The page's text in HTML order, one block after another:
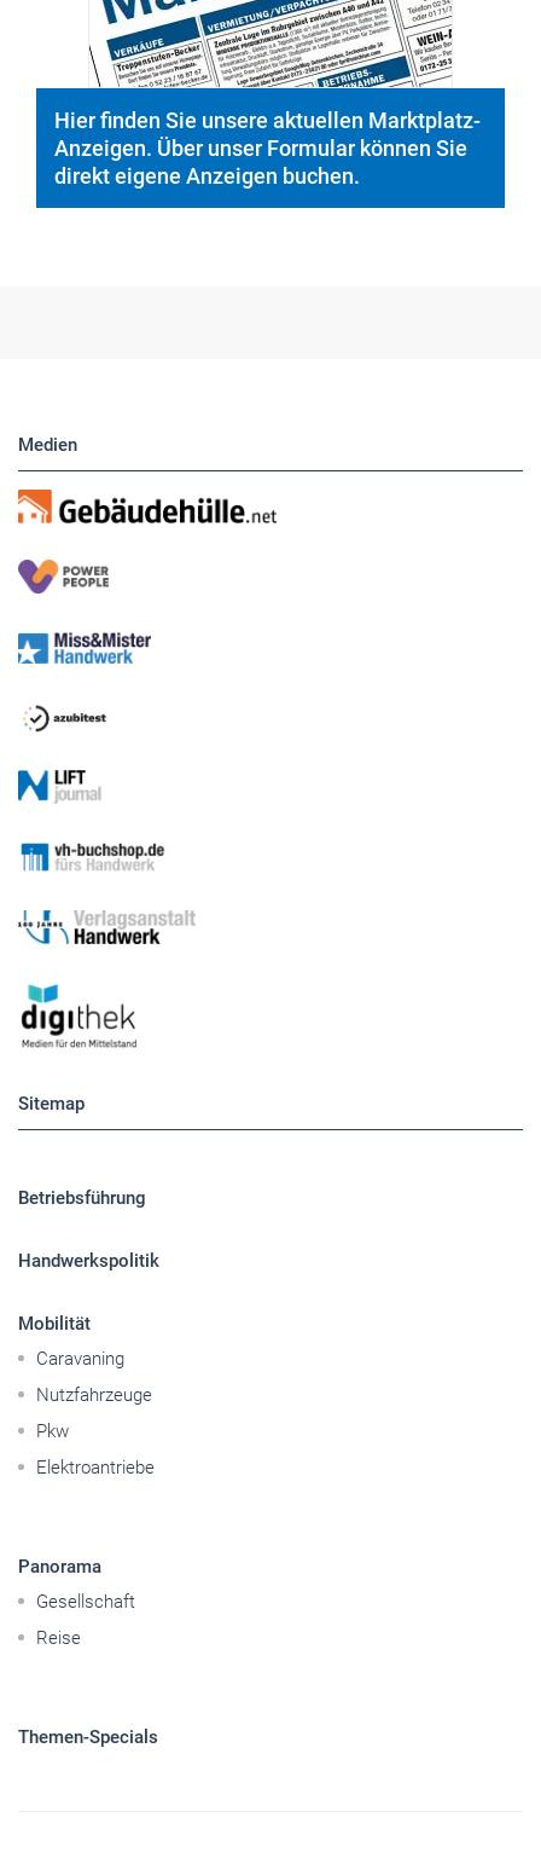
Hier finden Sie unsere aktuellen Marktplatz-
Anzeigen. Über unser Formular können Sie
direkt eigene Anzeigen buchen.
Medien
Sitemap
Betriebsführung
Handwerkspolitik
Mobilität
Caravaning
Nutzfahrzeuge
Pkw
Elektroantriebe
Panorama
Gesellschaft
Reise
Themen-Specials